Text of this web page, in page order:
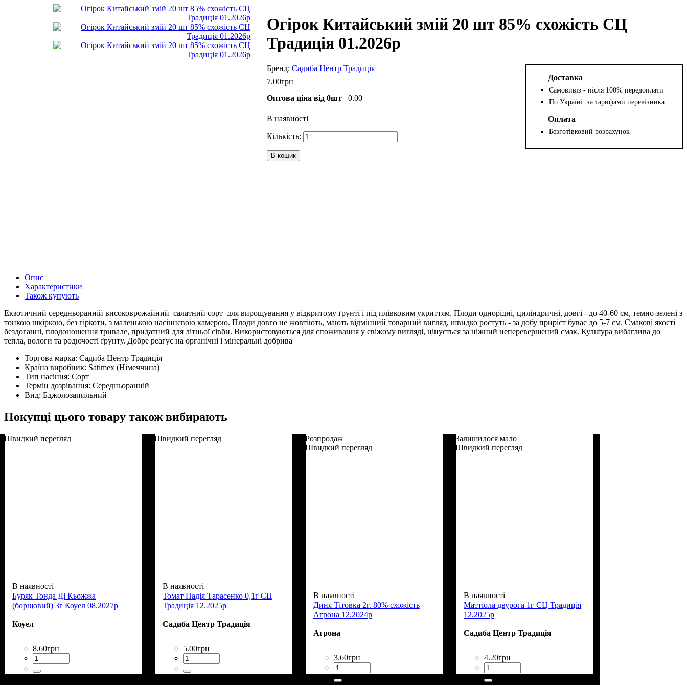
Огірок Китайський змій 20 шт 85% схожість СЦ
Традиція 01.2026р
Садиба Центр Традиція
7.00грн
Оптова ціна від 0шт
0.00
В наявності
В кошик
Доставка
Самовивіз - після 100% передоплати
По Україні: за тарифами перевізника
Оплата
Безготівковий розрахунок
Опис
Характеристики
Також купують
Екзотичний середньоранній високоврожайний салатний сорт для вирощування у відкритому ґрунті і під плівковим укриттям. Плоди однорідні, циліндричні, довгі - до 40-60 см, темно-зелені з
тонкою шкіркою, без гіркоти, з маленькою насіннєвою камерою. Плоди довго не жовтіють, мають відмінний товарний вигляд, швидко ростуть - за добу приріст буває до 5-7 см. Смакові якості
бездоганні, плодоношення тривале, придатний для літньої сівби. Використовуються для споживання у свіжому вигляді, цінується за ніжний неперевершений смак. Культура вибаглива до
тепла, вологи та родючості ґрунту. Добре реагує на органічні і мінеральні добрива
Торгова марка: Садиба Центр Традиція
Країна виробник: Satimex (Німеччина)
Тип насіння: Сорт
Термін дозрівання: Середньоранній
Вид: Бджолозапильний
Покупці цього товару також вибирають
Швидкий перегляд
В наявності
Буряк Тонда Ді Кьожжа
(борщовий) 3г Коуел 08.2027р
Коуел
8.60грн
Швидкий перегляд
В наявності
Томат Надія Тарасенко 0,1г СЦ
Традиція 12.2025р
Садиба Центр Традиція
5.00грн
Розпродаж
Швидкий перегляд
В наявності
Диня Тітовка 2г. 80% схожість
Агрона 12.2024р
Агрона
3.60грн
Залишилося мало
Швидкий перегляд
В наявності
Маттіола двурога 1г СЦ Традиція
12.2025р
Садиба Центр Традиція
4.20грн